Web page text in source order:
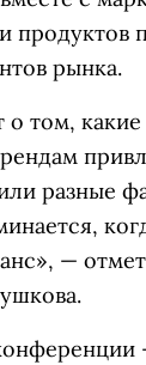
рынка.
о том,
разные
—